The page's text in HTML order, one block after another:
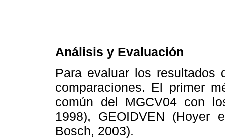
Análisis y Evaluación
Para evaluar los resultados
comparaciones. El primer
común del MGCV04 con
1998), GEOIDVEN
Bosch, 2003).